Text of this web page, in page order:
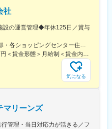
社
設の運営管理◆年休125日／賞与
＜勤務地詳細＞全国の各事業部・各ショッピングセンター住所：千葉県千葉市美浜区中瀬1-5-1イオンタワー10F（本社所在地） 受動喫煙対策：敷地内全面禁煙変更の範囲：会社の定める事業所
＜予定年収＞473万円～860万円＜賃金形態＞月給制＜賃金内訳＞月額（基本給）：296,000円～516,000円＜月給＞296,000円～516,000円＜昇給有無＞有＜残業手当＞有＜給与補足＞■予定年収はあくまでも目安の金額であり、選考を通じて上下する可能性があります。■予定年収は全国転勤可能な場合の目安です。■賞与：平均年4.2か月分程度■管理監督者として採用された場合、「時間外勤務手当」「休日勤務手当」の対象外となります。賃金はあくまでも目安の金額であり、選考を通じて上下する可能性があります。月給(月額)は固定手当を含めた表記です。
気になる
マリーンズ
管理・当日対応力が活きる／フ